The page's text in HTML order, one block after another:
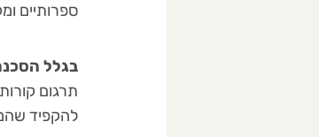
ספרותיים
בגלל
תרגום
להקפיד